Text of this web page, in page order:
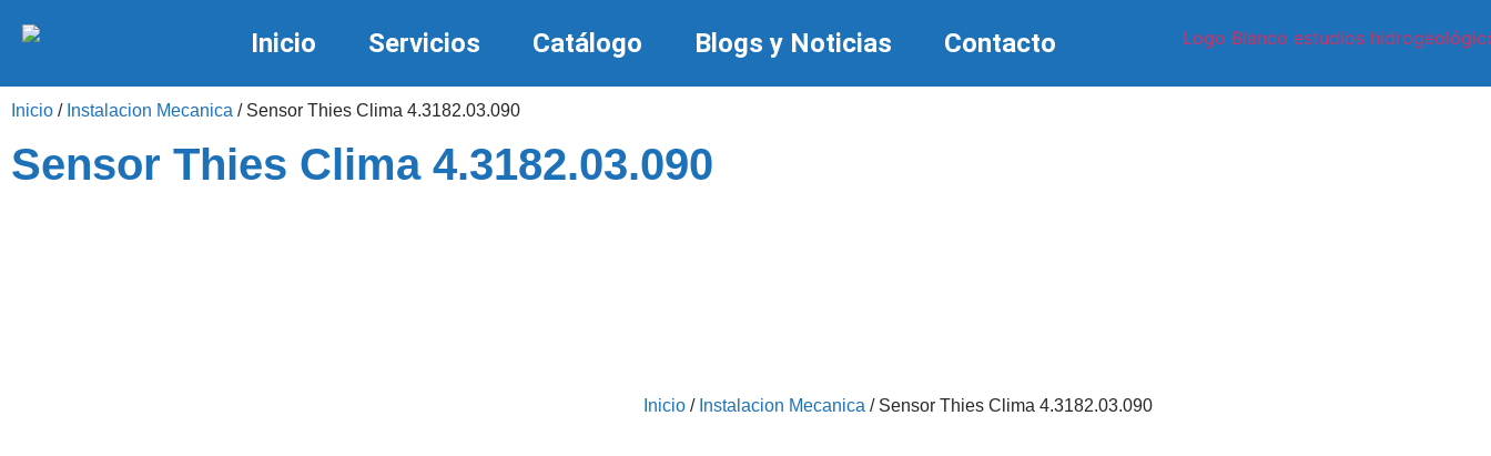
Inicio Servicios Catálogo Blogs y Noticias Contacto
Inicio / Instalacion Mecanica / Sensor Thies Clima 4.3182.03.090
Sensor Thies Clima 4.3182.03.090
Inicio / Instalacion Mecanica / Sensor Thies Clima 4.3182.03.090